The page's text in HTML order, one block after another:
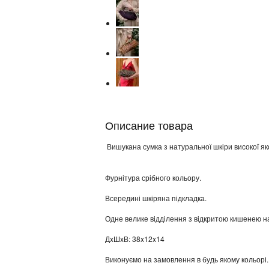
Описание товара
Вишукана сумка з натуральної шкіри високої
Фурнітура срібного кольору.
Всередині шкіряна підкладка.
Одне велике відділення з відкритою кишенею на
ДxШxВ: 38x12x14
Виконуємо на замовлення в будь якому кольорі.